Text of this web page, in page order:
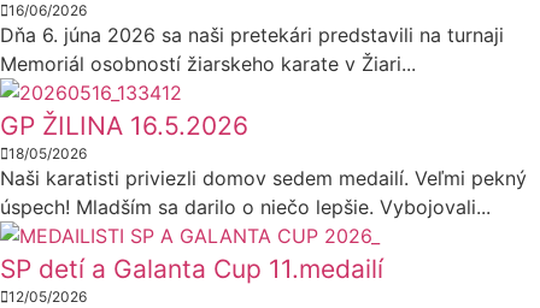
16/06/2026
Dňa 6. júna 2026 sa naši pretekári predstavili na turnaji
Memoriál osobností žiarskeho karate v Žiari...
GP ŽILINA 16.5.2026
18/05/2026
Naši karatisti priviezli domov sedem medailí. Veľmi pekný
úspech! Mladším sa darilo o niečo lepšie. Vybojovali...
SP detí a Galanta Cup 11.medailí
12/05/2026